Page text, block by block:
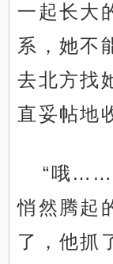
一起长大
系，她不
去北方找
直妥帖地
“哦
悄然腾起
了，他抓